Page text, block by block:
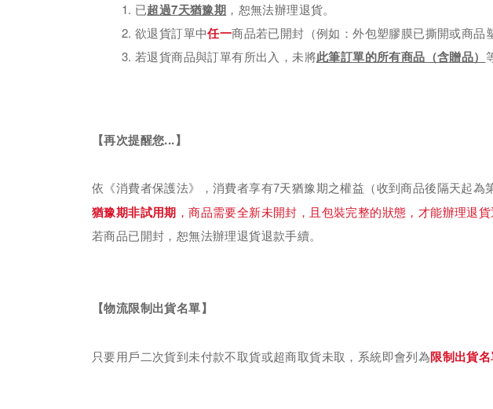
已超過7天猶豫期 ，恕無法辦理退貨。
欲退貨訂單中任一商品若已開封（例如：外包塑膠膜已撕開或商品
若退貨商品與訂單有所出入，未將此筆訂單的所有商品（含贈品）
【再次提醒您...】
依《消費者保護法》，消費者享有7天猶豫期之權益（收到商品後隔天起為
猶豫期非試用期 ，商品需要全新未開封，且包裝完整的狀態，才能辦理退貨
若商品已開封，恕無法辦理退貨退款手續。
【物流限制出貨名單】
只要用戶二次貨到未付款不取貨或超商取貨未取，系統即會列為限制出貨名